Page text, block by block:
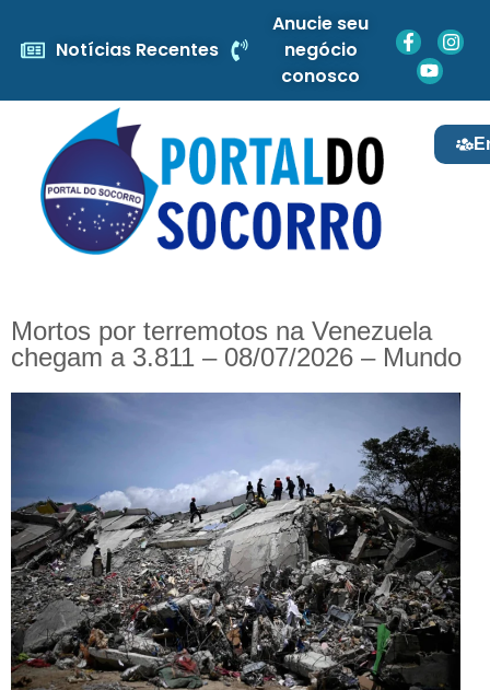
Notícias Recentes
Anucie seu
negócio
conosco
Mortos por terremotos na Venezuela
chegam a 3.811 – 08/07/2026 – Mundo